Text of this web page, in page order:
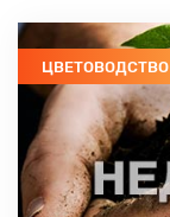
ЦВЕТОВОДСТВО